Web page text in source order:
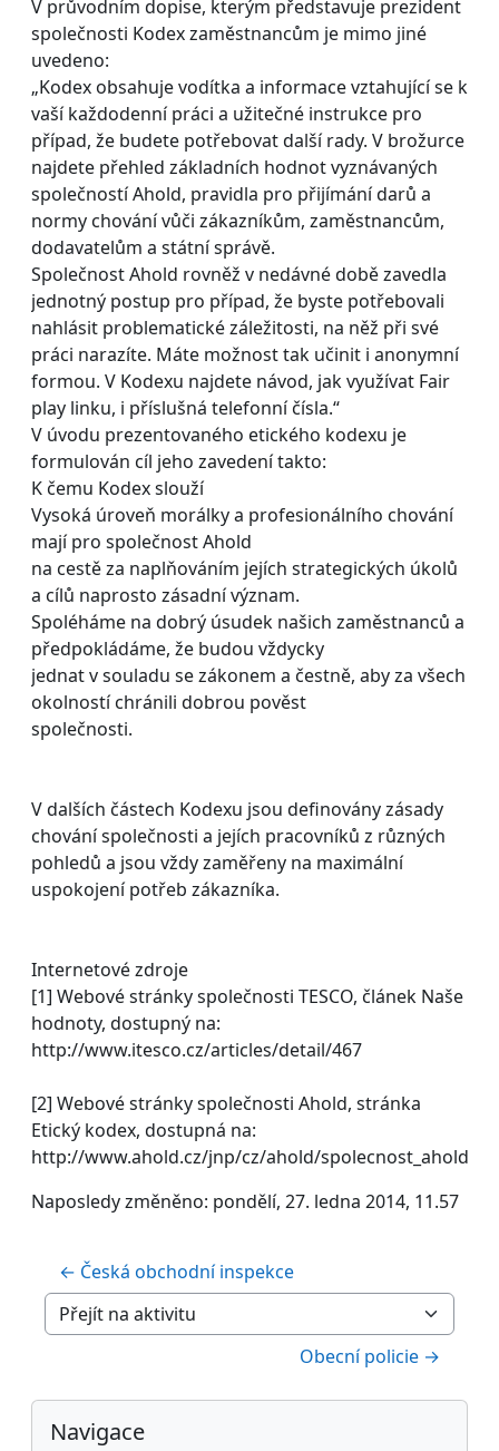
V průvodním dopise, kterým představuje prezident
společnosti Kodex zaměstnancům je mimo jiné
uvedeno:
„Kodex obsahuje vodítka a informace vztahující se k
vaší každodenní práci a užitečné instrukce pro
případ, že budete potřebovat další rady. V brožurce
najdete přehled základních hodnot vyznávaných
společností Ahold, pravidla pro přijímání darů a
normy chování vůči zákazníkům, zaměstnancům,
dodavatelům a státní správě.
Společnost Ahold rovněž v nedávné době zavedla
jednotný postup pro případ, že byste potřebovali
nahlásit problematické záležitosti, na něž při své
práci narazíte. Máte možnost tak učinit i anonymní
formou. V Kodexu najdete návod, jak využívat Fair
play linku, i příslušná telefonní čísla.“
V úvodu prezentovaného etického kodexu je
formulován cíl jeho zavedení takto:
K čemu Kodex slouží
Vysoká úroveň morálky a profesionálního chování
mají pro společnost Ahold
na cestě za naplňováním jejích strategických úkolů
a cílů naprosto zásadní význam.
Spoléháme na dobrý úsudek našich zaměstnanců a
předpokládáme, že budou vždycky
jednat v souladu se zákonem a čestně, aby za všech
okolností chránili dobrou pověst
společnosti.
V dalších částech Kodexu jsou definovány zásady
chování společnosti a jejích pracovníků z různých
pohledů a jsou vždy zaměřeny na maximální
uspokojení potřeb zákazníka.
Internetové zdroje
[1] Webové stránky společnosti TESCO, článek Naše
hodnoty, dostupný na:
http://www.itesco.cz/articles/detail/467
[2] Webové stránky společnosti Ahold, stránka
Etický kodex, dostupná na:
http://www.ahold.cz/jnp/cz/ahold/spolecnost_ahold/
Naposledy změněno: pondělí, 27. ledna 2014, 11.57
← Česká obchodní inspekce
Přejít na aktivitu
Obecní policie →
Bloky
Přeskočit: Navigace
Navigace